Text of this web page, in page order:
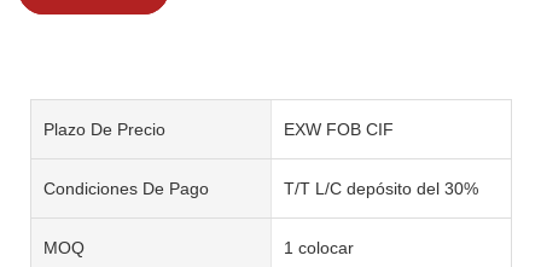
Plazo De Precio EXW FOB CIF
Condiciones De Pago T/T L/C depósito del 30%
MOQ 1 colocar